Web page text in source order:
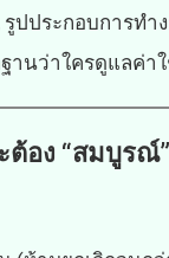
ปประกอบการทำ
านว่าใครดูแลค่า
ต้อง “สมบูรณ์”